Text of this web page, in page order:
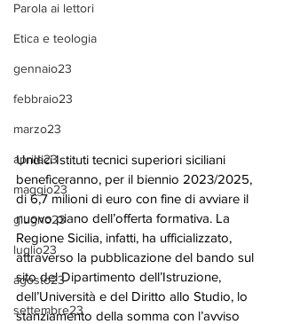
Parola ai lettori
Etica e teologia
gennaio23
febbraio23
marzo23
aprile23
maggio23
giugno23
luglio23
agosto23
settembre23
Undici Istituti tecnici superiori siciliani
beneficeranno, per il biennio 2023/2025,
di 6,7 milioni di euro con fine di avviare il
nuovo piano dell’offerta formativa. La
Regione Sicilia, infatti, ha ufficializzato,
attraverso la pubblicazione del bando sul
sito del Dipartimento dell’Istruzione,
dell’Università e del Diritto allo Studio, lo
stanziamento della somma con l’avviso